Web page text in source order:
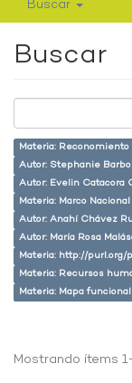
Buscar
Buscar
Materia:
Autor: Stephanie
Autor: Evelin Catacora
Materia: Marco
Autor: Anahí Chávez
Autor: María Rosa
Materia: http://purl.org/
Materia: Recursos
Materia: Mapa
Mostrando ítems